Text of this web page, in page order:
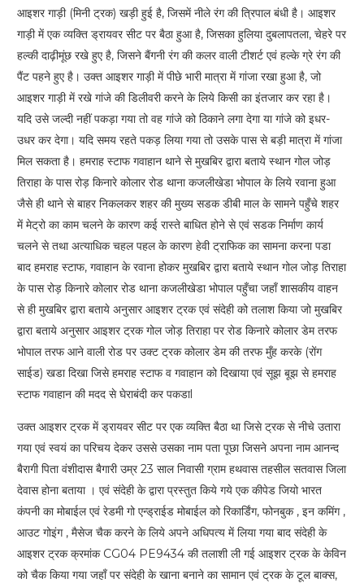
आइशर गाड़ी (मिनी ट्रक) खड़ी हुई है, जिसमें नीले रंग की त्रिपाल बंधी है। आइशर
गाड़ी में एक व्यक्ति ड्रायवर सीट पर बैठा हुआ है, जिसका हुलिया दुबलापतला, चेहरे पर
हल्की दाढ़ीमूंछ रखे हुए है, जिसने बैंगनी रंग की कलर वाली टीशर्ट एवं हल्के ग्रे रंग की
पैंट पहने हुए है। उक्त आइशर गाड़ी में पीछे भारी मात्रा में गांजा रखा हुआ है, जो
आइशर गाड़ी में रखे गांजे की डिलीवरी करने के लिये किसी का इंतजार कर रहा है।
यदि उसे जल्दी नहीं पकड़ा गया तो वह गांजे को ठिकाने लगा देगा या गांजे को इधर-
उधर कर देगा। यदि समय रहते पकड़ लिया गया तो उसके पास से बड़ी मात्रा में गांजा
मिल सकता है। हमराह स्टाफ गवाहान थाने से मुखबिर द्वारा बताये स्थान गोल जोड़
तिराहा के पास रोड़ किनारे कोलार रोड थाना कजलीखेडा भोपाल के लिये रवाना हुआ
जैसे ही थाने से बाहर निकलकर शहर की मुख्य सडक डीबी माल के सामने पहुँचे शहर
में मेट्रो का काम चलने के कारण कई रास्ते बाधित होने से एवं सडक निर्माण कार्य
चलने से तथा अत्याधिक चहल पहल के कारण हेवी ट्राफिक का सामना करना पडा
बाद हमराह स्टाफ, गवाहान के रवाना होकर मुखबिर द्वारा बताये स्थान गोल जोड़ तिराहा
के पास रोड़ किनारे कोलार रोड थाना कजलीखेडा भोपाल पहुँचा जहाँ शासकीय वाहन
से ही मुखबिर द्वारा बताये अनुसार आइशर ट्रक एवं संदेही को तलाश किया जो मुखबिर
द्वारा बताये अनुसार आइशर ट्रक गोल जोड़ तिराहा पर रोड किनारे कोलार डेम तरफ
भोपाल तरफ आने वाली रोड पर उक्ट ट्रक कोलार डेम की तरफ मुँह करके (रोंग
साईड) खडा दिखा जिसे हमराह स्टाफ व गवाहान को दिखाया एवं सूझ बूझ से हमराह
स्टाफ गवाहान की मदद से घेराबंदी कर पकडाl
उक्त आइशर ट्रक में ड्रायवर सीट पर एक व्यक्ति बैठा था जिसे ट्रक से नीचे उतारा
गया एवं स्वयं का परिचय देकर उससे उसका नाम पता पूछा जिसने अपना नाम आनन्द
बैरागी पिता वंशीदास बैगारी उम्र 23 साल निवासी ग्राम हथवास तहसील सतवास जिला
देवास होना बताया । एवं संदेही के द्वारा प्रस्तुत किये गये एक कीपेड जियो भारत
कंपनी का मोबाईल एवं रेडमी गो एन्ड्राईड मोबाईल को रिकार्डिंग, फोनबुक , इन कमिंग ,
आउट गोइंग , मैसेज चैक करने के लिये अपने अधिपत्य में लिया गया बाद संदेही के
आइशर ट्रक क्रमांक CG04 PE9434 की तलाशी ली गई आइशर ट्रक के केविन
को चैक किया गया जहाँ पर संदेही के खाना बनाने का सामान एवं ट्रक के टूल बाक्स,